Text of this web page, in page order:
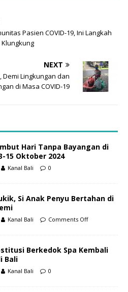
Pasien COVID-19, Ini Langkah
Klungkung
NEXT
Demi Lingkungan dan
di Masa COVID-19
Hari Tanpa Bayangan di
15 Oktober 2024
Kanal Bali 0
Si Anak Penyu Bertahan di
Kanal Bali Comments Off
Berkedok Spa Kembali
Bali
Kanal Bali 0